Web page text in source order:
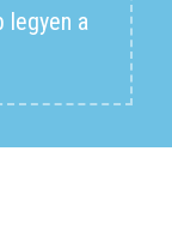
legyen a